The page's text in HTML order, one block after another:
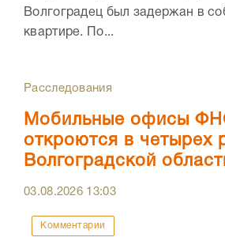
Волгоградец был задержан в
квартире. По...
Расследования
Мобильные офисы
откроются в четырех
Волгоградской
03.08.2026 13:03
Комментарии